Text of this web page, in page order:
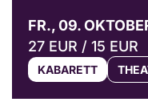
FR., 09.
27 EUR / 15 EUR
KABARETT